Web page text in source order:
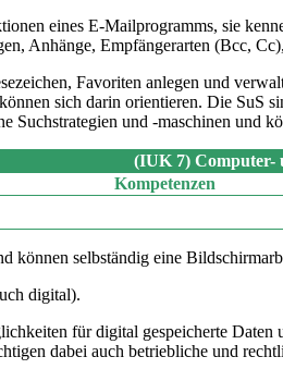
eines E-Mailprogramms, sie
Anhänge, Empfängerarten (Bcc,
Favoriten anlegen und
sich darin orientieren. Die
Suchstrategien und -maschinen und
(IUK 7) Computer-
Kompetenzen
können selbständig eine
digital).
für digital gespeicherte
dabei auch betriebliche und